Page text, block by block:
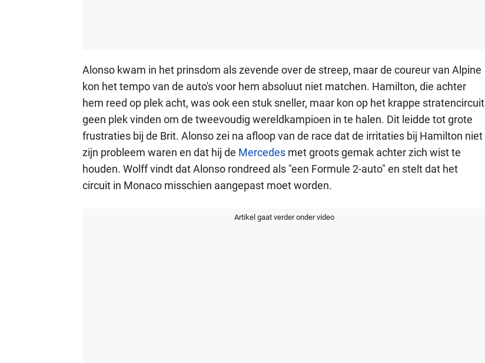
Alonso kwam in het prinsdom als zevende over de streep, maar de coureur van Alpine
kon het tempo van de auto's voor hem absoluut niet matchen. Hamilton, die achter
hem reed op plek acht, was ook een stuk sneller, maar kon op het krappe stratencircuit
geen plek vinden om de tweevoudig wereldkampioen in te halen. Dit leidde tot grote
frustraties bij de Brit. Alonso zei na afloop van de race dat de irritaties bij Hamilton niet
zijn probleem waren en dat hij de Mercedesmet groots gemak achter zich wist te
houden. Wolff vindt dat Alonso rondreed als "een Formule 2-auto" en stelt dat het
circuit in Monaco misschien aangepast moet worden.
Artikel gaat verder onder video